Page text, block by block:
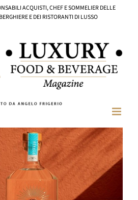
ACQUISTI, CHEF E SOMMELIER DELLE
E DEI RISTORANTI DI LUSSO